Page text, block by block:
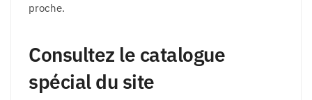
proche.
Consultez le catalogue
spécial du site